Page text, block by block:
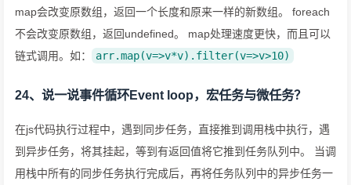
map会改变原数组，返回一个长度和原来一样的新数组。 foreach
不会改变原数组，返回undefined。 map处理速度更快，而且可以
链式调用。如：
arr.map(v=>v*v).filter(v=>v>10)
24、说一说事件循环Event loop，宏任务与微任务？
在js代码执行过程中，遇到同步任务，直接推到调用栈中执行，遇
到异步任务，将其挂起，等到有返回值将它推到任务队列中。 当调
用栈中所有的同步任务执行完成后，再将任务队列中的异步任务一